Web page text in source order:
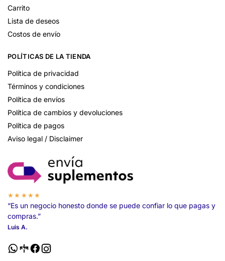
Carrito
Lista de deseos
Costos de envío
POLÍTICAS DE LA TIENDA
Política de privacidad
Términos y condiciones
Política de envíos
Política de cambios y devoluciones
Política de pagos
Aviso legal / Disclaimer
★★★★★
“Es un negocio honesto donde se puede confiar lo que pagas y
compras.”
Luis A.